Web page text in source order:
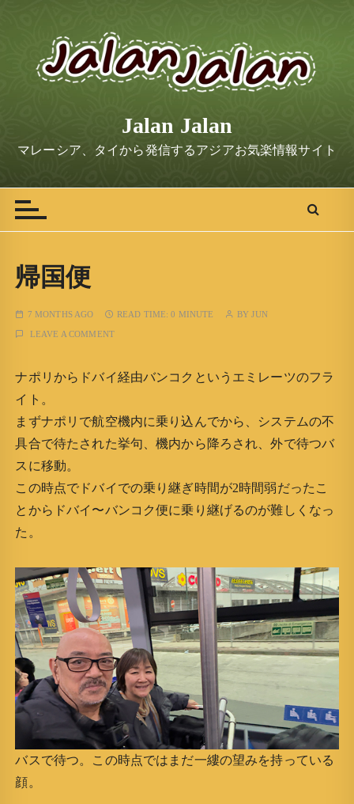
t
Jalan Jalan
マレーシア、タイから発信するアジアお気楽情報サイト
帰国便
7 MONTHS AGO READ TIME:0 MINUTE BYJUN
LEAVE A COMMENT
ナポリからドバイ経由バンコクというエミレーツのフラ
イト。
まずナポリで航空機内に乗り込んでから、システムの不
具合で待たされた挙句、機内から降ろされ、外で待つバ
スに移動。
この時点でドバイでの乗り継ぎ時間が2時間弱だったこ
とからドバイ〜バンコク便に乗り継げるのが難しくなっ
た。
バスで待つ。この時点ではまだ一縷の望みを持っている
顔。